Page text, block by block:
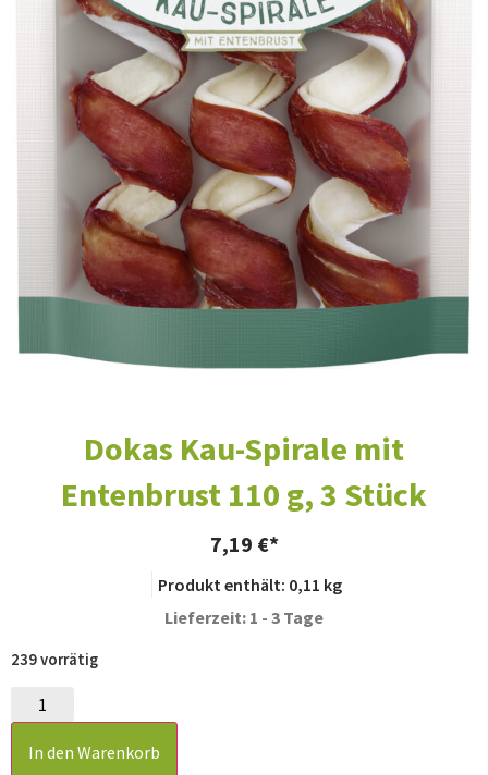
Dokas Kau-Spirale mit
Entenbrust 110 g, 3 Stück
7,19 €
Produkt enthält: 0,11 kg
Lieferzeit: 1 - 3 Tage
239 vorrätig
In den Warenkorb